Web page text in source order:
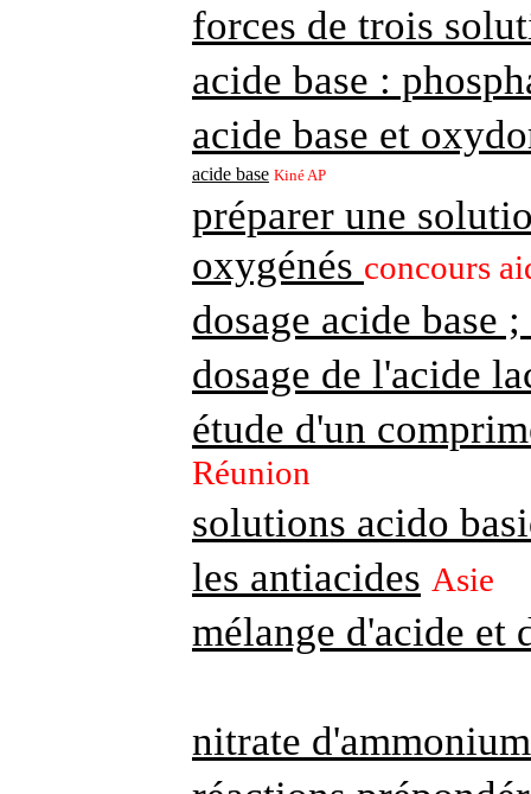
forces de trois
acide base :
acide base et
acide base Kiné AP
préparer une
oxygénés concours
dosage acide base
dosage de l'acide
étude d'un
Réunion
solutions acido
les antiacides Asie
mélange d'acide et
nitrate d'ammonium